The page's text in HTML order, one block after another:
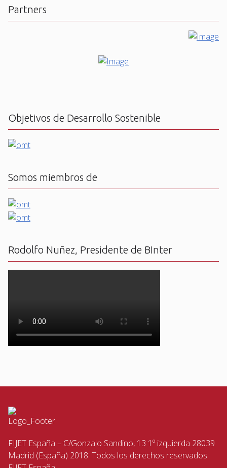
Partners
Objetivos de Desarrollo Sostenible
Somos miembros de
Rodolfo Nuñez, Presidente de BInter
FIJET España – C/Gonzalo Sandino, 13 1º izquierda 28039
Madrid (España) 2018. Todos los derechos reservados